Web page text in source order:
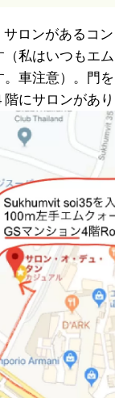
ロンがあるコ
私はいつもエ
車注意）。門
にサロンがあり